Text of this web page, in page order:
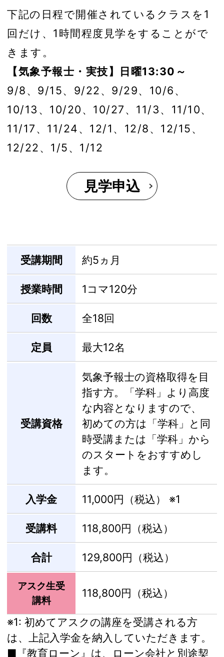
下記の日程で開催されているクラスを1
回だけ、1時間程度見学をすることがで
きます。
【気象予報士・実技】日曜13:30～
9/8、9/15、9/22、9/29、10/6、
10/13、10/20、10/27、11/3、11/10、
11/17、11/24、12/1、12/8、12/15、
12/22、1/5、1/12
見学申込
受講期間 約5ヵ月
授業時間 1コマ120分
回数 全18回
定員 最大12名
受講資格
気象予報士の資格取得を目
指す方。「学科」より高度
な内容となりますので、
初めての方は「学科」と同
時受講または「学科」から
のスタートをおすすめし
ます。
入学金 11,000円（税込） ※1
受講料 118,800円（税込）
合計 129,800円（税込）
アスク生受
講料
118,800円（税込）
※1: 初めてアスクの講座を受講される方
は、上記入学金を納入していただきます。
■『教育ローン』は、ローン会社と別途契